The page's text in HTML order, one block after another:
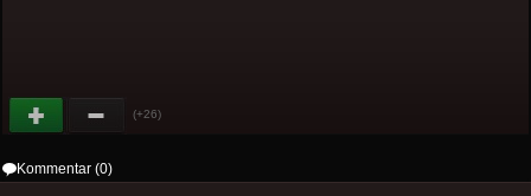
(+26)
Kommentar (0)